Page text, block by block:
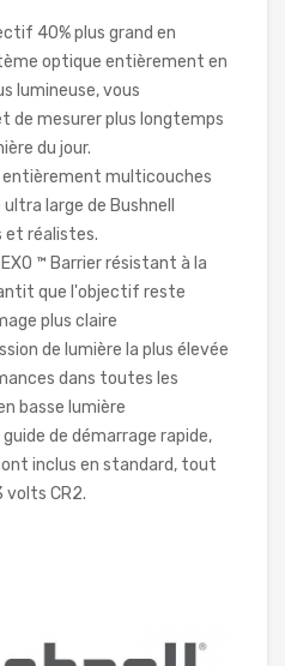
40% plus grand en
optique entièrement en
lumineuse, vous
de mesurer plus longtemps
du jour.
entièrement multicouches
large de Bushnell
et réalistes.
™ Barrier résistant à la
que l'objectif reste
plus claire
de lumière la plus élevée
dans toutes les
basse lumière
de démarrage rapide,
inclus en standard, tout
volts CR2.